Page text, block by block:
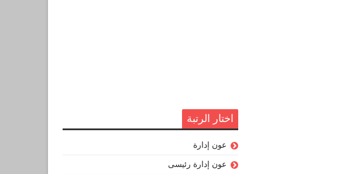
اختار الرتبة
عون إدارة
عون إدارة رئيسى